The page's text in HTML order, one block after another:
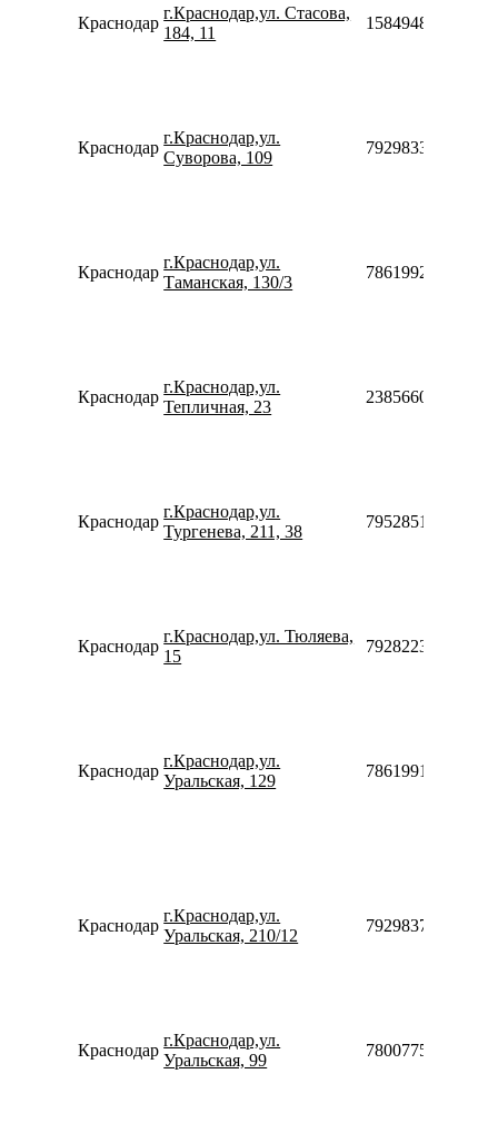
Краснодар
г.Краснодар,ул. Стасова,
184, 11
158494879696
Краснодар
г.Краснодар,ул.
Суворова, 109
79298333154
Краснодар
г.Краснодар,ул.
Таманская, 130/3
78619920566
Краснодар
г.Краснодар,ул.
Тепличная, 23
238566024244
Краснодар
г.Краснодар,ул.
Тургенева, 211, 38
79528518560
Краснодар
г.Краснодар,ул. Тюляева,
15
Краснодар
г.Краснодар,ул.
Уральская, 129
78619911009
Краснодар
г.Краснодар,ул.
Уральская, 210/12
79298377491
Краснодар
г.Краснодар,ул.
Уральская, 99
78007753553